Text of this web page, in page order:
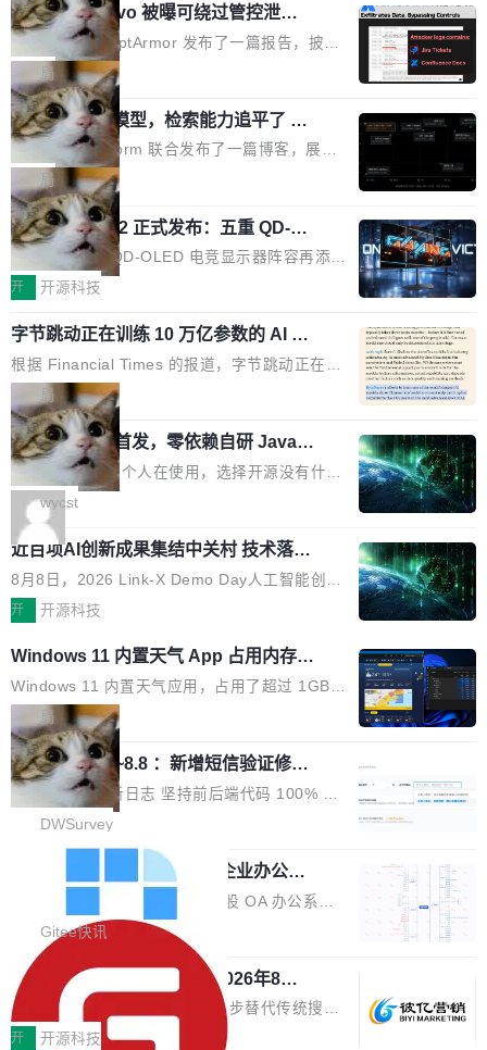
会发生肉眼可见的变化——长晶体、抛光、涂光
刻胶、蚀刻、离子注入、铜互联。公园中央是一
个环形路线，因为芯片制造需要把光刻流程重复
大约 60 次，每次一层。动画里简化为 4 圈。 整
个项目只有一个 HTML 文件。没有构建步骤，没
有依赖，没有网络请求。屏幕上每个形状都是 C
anvas 上纯手...
单：AOSP（Android Open Source Project）
已经死了。不是技术上死了，而是作为一个真正
的开源项目死了。Google 把越来越多的核心功
能从 AOSP 移到了闭源的 Google Play Service
s 里，设备树和内核源码被厂商锁死，你能看到
代码但你改不了，改了也刷不进去。 为什么 AO
SP 不够用了 Runarcn 列举了几条他离开 Andro
id 的具体理由： Google Pla...
Atlassian Rovo 被曝可绕过管控泄露 J
ira 和 Confluence 数据，厂商两个月没
回复
安全公司 PromptArmor 发布了一篇报告，披露
Atlassian 的 AI agent Rovo 存在严重的数据泄
露漏洞：攻击者可以通过 indirect prompt inject
ion（间接提示注入）窃取整个 Atlassian 租户内
的 Jira 工单和 Confluence 文档，全程不需要任
何人工审批。 更值得注意的是，这个漏洞在 5
月 23 日就报告给了 Atlassian，两个多月过去
了，公司除了表示"感谢"并分配了一个 case nu
mber 之外，再没有任何实质性回应。Rovo 至
今仍处于漏洞未修复状态。 攻击链路 攻击链并
不复杂。 受害者给 Rovo 提了一个正...
局
一个 4B 开源模型，检索能力追平了 G
PT-5.6 Sol，成本降到 1/100
Neon 和 Castform 联合发布了一篇博客，展示
了一个惊人的结果：一个 4B 参数的开源模型，
经过 RL 后训练之后，在检索任务上的准确率追
平了 GPT-5.6 Sol，但每次请求的成本只有对方
的 1/100。 具体来说，GPT-5.6 Sol 做一次典型
的多轮搜索请求需要超过 10 秒，端到端成本约
来说，这个速度和成本都"高得让人没法用"。而
4B 开源模型在推理速度上快了几个数量级，成
本低了两三个数量级。 问题在于，小模型开箱即
用时的检索能力确实远不如闭源前沿模型。差距
在哪？就在 RL 后训练。 从 RAG 到 agentic...
局
技嘉 GO27Q32 正式发布：五重 QD-OL
ED 面板加持，320Hz 极速与影院级画
面兼得
技嘉科技旗下 QD-OLED 电竞显示器阵容再添旗
舰新作。GO27Q32 将于 2026 年 9 月 15 日正
nta Tandem 五重发光架构为核心，为高端玩家
打造速度与画质不妥协的沉浸体验。 GO27Q32
搭载三星最新 QD-OLED 面板，采用 5 层串联
式发光结构，并装配全新 ObsidianShield 抗反
射镀膜，黑阶表现提升可达40%，并将表面硬度
由2H升級至3H，画面对比度与强度都提升的同
时还具有 320Hz 刷新率与 0.03ms GTG 灰阶响
应时间，从源头消除拖影与动态模糊。 1.突破 O
LED 画质局限，暗部细节...
开 开源科技
字节跳动正在训练 10 万亿参数的 AI 模
型
根据 Financial Times 的报道，字节跳动正在训
练一个 10 万亿参数的 AI 模型，目前处于预训练
阶段。 10 万亿是什么概念？Anthropic 目前最
大的模型 Mythos 5 约 8 万亿参数。DeepSeek
V4-Pro 是 1.6 万亿。月之暗面的 Kimi K3 是 2.
8 万亿。美团 LongCat-2.0 是 1.6 万亿。字节
跳动的这个未命名模型，直接跳到了 10 万亿。
预训练通常需要 3 到 6 个月，之后还有微调阶
段。按这个时间线，最早可能在 2026 年底或 2
027 年初发布。 这个节点很微妙。Anthropic 刚
在 5 月发布了 Mythos 5...
局
wastnet 开源首发，零依赖自研 Java H
TTP/2 框架，性能对标 Undertow !
这个项目一直是个人在使用，选择开源没有什么
动机理由，就是想开源了，如果非要说一个，那
就是它多少弥补了国产 Java 自研 HTTP/2 框架
这块空白——放眼国产 Java 生态，能拿出手的
HTTP/2 网络框架，要么闭源，要么底层建立在
Netty 之上，真正自研的 Java 实现几乎没有。
级 Java 网络应用框架，核心基于 JDK 原生 NI
O 构建 Reactor 多路复用模型，不依赖 Netty、
Tomcat 等任何第三方网络库。其 HTTP/2 协议
栈从 HPACK、Huffman 到 ALPN 均为自主实
现，在基准测试中与 Un...
wycst
近百项AI创新成果集结中关村 技术落地
与产业迭代提速
8月8日，2026 Link-X Demo Day人工智能创新
项目展在北京中关村举办。本次活动由星连资
业、学术、投资人士，集中展出近百项覆盖AI芯
片、算力、模型、应用全链条创新项目，聚焦AI
技术产业化落地与资本对接，呈现当前国内AI前
沿技术突破与商业化最新进展。 活动围绕AI学术
研究与产业落地融合展开多维度研讨。星连资本
创始合伙人张鸣晨表示，AI产业化是长期产融结
合过程，早期优质技术项目需持续资本与产业资
者、产业专家、投资人围绕AI前沿技术瓶颈、行
业固有认知重构等议题展开跨界对话，聚焦行业
真实痛点与突破方向...
开 开源科技
Windows 11 内置天气 App 占用内存超
过 1GB
Windows 11 内置天气应用，占用了超过 1GB
内存。 Notebookcheck 的测试发现这个数字
时，反复确认了多次。不是 100MB，不是 500
MB，是 1 个 G。一个显示天气的应用。 Windo
ws 内置应用臃肿早就是老话题了，但一款天气
应用占用内存就超过 1G 还是过于离谱——问题
个嵌在 Edge WebView 里的网页。它不是一个
「应用」，它是一个运行在浏览器引擎里的网
页，外面套了一层 Windows 的壳。 WebView2
本身就是个内存大户。它加载了完整的 Edge 渲
染引擎，包括 JavaScript 引擎...
局
调问更新7.26~8.8 ：新增短信验证修
改，考试能力升级
DWSurvey 更新日志 坚持前后端代码 100% 开
源助力企业建设自主可控的问卷调研系统 官网地
址www.diaowen.net ➔ 源码下载Gitee 仓库 ➔
本次更新新增短信验证修改已答问卷功能，提升
答卷安全性；同时升级考试能力，完善填空题判
分、防切屏等功能体验，并优化多项产品细节，
提升整体使用体验。 新增功能 01. 新增验证手
机号后查看、修改已答问卷功能 02. 新增填空题
判分功能 03. 添加协作管理员支持树形结构选择
体验优化与修复 •页面与体验优化 优化工作台首
DWSurvey
勾股 OA v6.0.2 已经发布，企业办公系
勾股 OA v6.0.2 已经发布。 勾股 OA 办公系统
是一款简单实用的开源的企业办公系统。系统集
成了系统设置、附件管理、人事管理、行政管
理、消息管理、资产管理、企业公告、知识网
盘、审批流程设置、办公审批、工作计划、工作
汇报、工作日志、日常办公、财务管理、客户管
Gitee快讯
942亿赛道如何选对伙伴？2026年8月G
EO公司推荐
当DeepSeek、豆包等大模型逐步替代传统搜索
成为用户获取信息的主要入口,品牌竞争的逻辑变
开 开源科技